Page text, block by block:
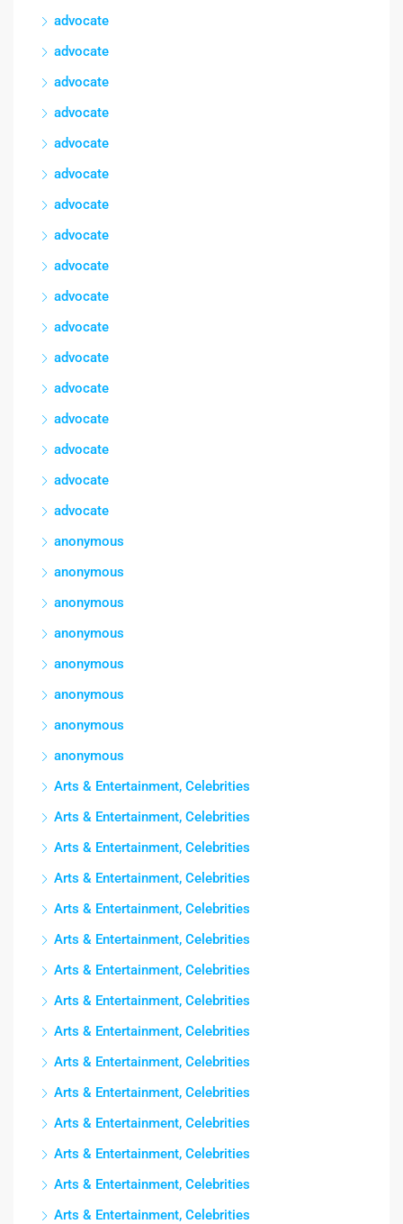
advocate
advocate
advocate
advocate
advocate
advocate
advocate
advocate
advocate
advocate
advocate
advocate
advocate
advocate
advocate
advocate
advocate
anonymous
anonymous
anonymous
anonymous
anonymous
anonymous
anonymous
anonymous
Arts & Entertainment, Celebrities
Arts & Entertainment, Celebrities
Arts & Entertainment, Celebrities
Arts & Entertainment, Celebrities
Arts & Entertainment, Celebrities
Arts & Entertainment, Celebrities
Arts & Entertainment, Celebrities
Arts & Entertainment, Celebrities
Arts & Entertainment, Celebrities
Arts & Entertainment, Celebrities
Arts & Entertainment, Celebrities
Arts & Entertainment, Celebrities
Arts & Entertainment, Celebrities
Arts & Entertainment, Celebrities
Arts & Entertainment, Celebrities